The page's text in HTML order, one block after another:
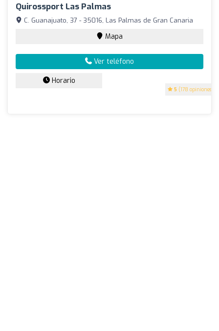
Quirossport Las Palmas
5 (178 opiniones)
C. Guanajuato, 37 - 35016, Las Palmas de Gran Canaria
Mapa
Ver teléfono
Horario